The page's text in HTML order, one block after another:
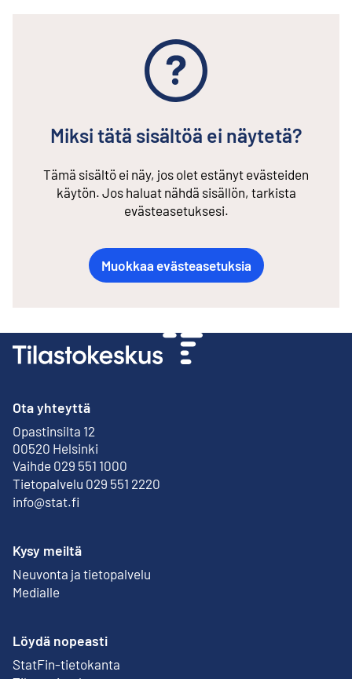
Miksi tätä sisältöä ei näytetä?
Tämä sisältö ei näy, jos olet estänyt evästeiden
käytön. Jos haluat nähdä sisällön, tarkista
evästeasetuksesi.
Muokkaa evästeasetuksia
Ota yhteyttä
Opastinsilta 12
00520 Helsinki
Ulkoinen linkki
Vaihde 029 551 1000
Tietopalvelu 029 551 2220
info@stat.fi
Kysy meiltä
Neuvonta ja tietopalvelu
Medialle
Löydä nopeasti
StatFin-tietokanta
Ulkoinen linkki